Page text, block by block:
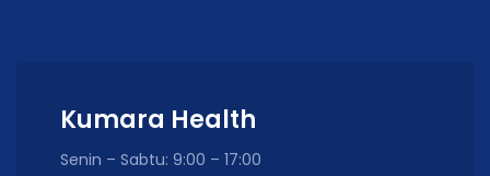
Kumara Health
Senin – Sabtu: 9:00 – 17:00